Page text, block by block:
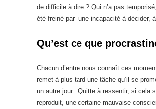
de difficile à dire ? Qui n’a pas
été freiné par une incapacité à décider,
Qu’est ce que
Chacun d’entre nous connaît ces
remet à plus tard une tâche qu’il se
un autre jour. Quitte à ressentir, si cela
reproduit, une certaine mauvaise